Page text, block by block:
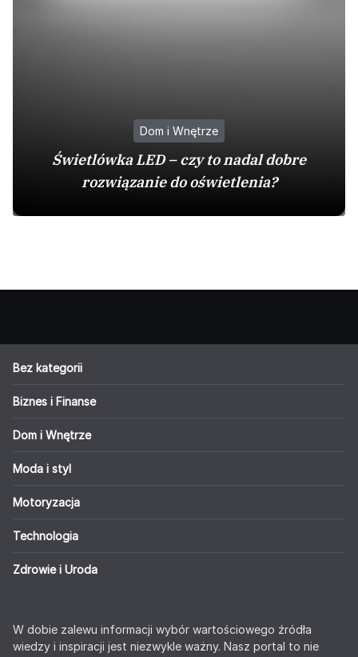
Dom i Wnętrze
Świetlówka LED – czy to nadal dobre
rozwiązanie do oświetlenia?
Bez kategorii
Biznes i Finanse
Dom i Wnętrze
Moda i styl
Motoryzacja
Technologia
Zdrowie i Uroda
W dobie zalewu informacji wybór wartościowego źródła
wiedzy i inspiracji jest niezwykle ważny. Nasz portal to nie